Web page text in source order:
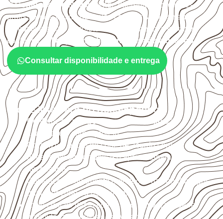
OCompensado Navalatende diferentes aplicações
profissionais, desde que suas características sejam
compatíveis com o projeto. A Infinity orienta a compra
conformeaplicação, medida, quantidade e destino.
Consultar disponibilidade e entrega
O que interfere no desempenho
Confirme se a espessura e o formatosão
compatíveis com o projeto.
Organize o plano de corte de acordo com as
dimensões disponíveis e o aproveitamento
necessário.
Considere acabamento e proteção das bordas após
qualquer corte ou usinagem.
Evite contato direto com o solo, chuva, umidade
acumulada e apoios desnivelados.